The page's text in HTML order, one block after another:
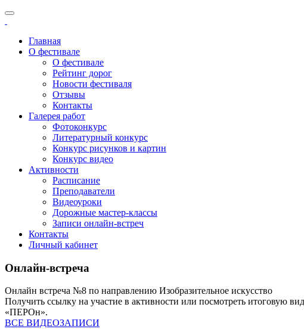
Главная
О фестивале
О фестивале
Рейтинг дорог
Новости фестиваля
Отзывы
Контакты
Галерея работ
Фотоконкурс
Литературный конкурс
Конкурс рисунков и картин
Конкурс видео
Активности
Расписание
Преподаватели
Видеоуроки
Дорожные мастер-классы
Записи онлайн-встреч
Контакты
Личный кабинет
Онлайн-встреча
Онлайн встреча №8 по направлению Изобразительное искусство
Получить ссылку на участие в активности или посмотреть итоговую
«ПЕРОн».
ВСЕ ВИДЕОЗАПИСИ